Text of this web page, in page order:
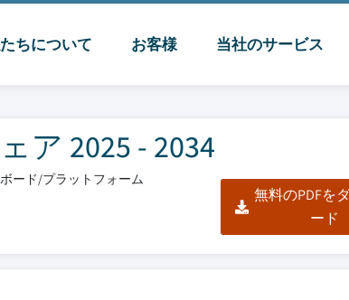
ちについて お客様 当社のサービス
ア 2025 - 2034
ード/プラットフォーム
無料のPDFを
ード